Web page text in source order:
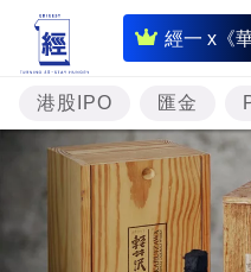
經一 x《
即
時
財
經
專
題
投
港股IPO 匯金